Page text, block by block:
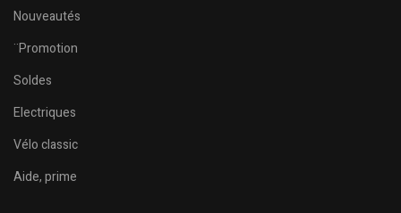
Nouveautés
¨Promotion
Soldes
Electriques
Vélo classic
Aide, prime